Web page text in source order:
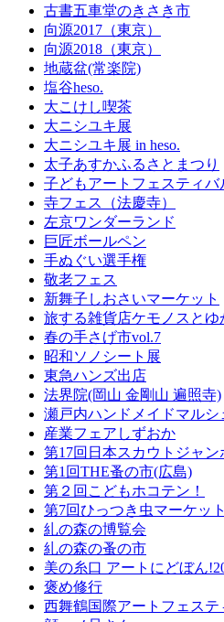
古書五車堂のきさき市
向源2017（東京）
向源2018（東京）
地蔵盆(常楽院)
塩谷heso.
大こけし喫茶
大ニシユキ展
大ニシユキ展 in heso.
太子あすかふるさとまつり
子どもアートフェスティバ
寺フェス（法慶寺）
左京ワンダーランド
巨匠ボールペン
手ぬぐい選手権
敬老フェス
新舞子しおさいマーケット
旅する雑貨店ケモノスとゆ
春の手さげ市vol.7
昭和ソノシート展
東急ハンズ出店
法界院(岡山 金剛山 遍照寺)
瀬戸内ハンドメイドマルシ
産業フェアしずおか
第17回日本スカウトジャン
第1回THE蚤の市(広島)
第２回こどもホコテン！
第7回ひっつき虫マーケット
糺の森の博覧会
糺の森の蚤の市
美の糸口 アートにどぼん
褒め修行
西舞鶴国際アートフェステ